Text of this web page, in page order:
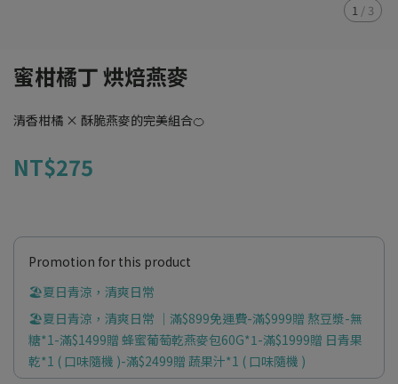
1 / 3
蜜柑橘丁 烘焙燕麥
清香柑橘 × 酥脆燕麥的完美組合🍊
NT$275
Promotion for this product
🏖️夏日青涼，清爽日常
🏖️夏日青涼，清爽日常 ｜滿$899免運費-滿$999贈 熬豆漿-無
糖*1-滿$1499贈 蜂蜜葡萄乾燕麥包60G*1-滿$1999贈 日青果
乾*1 ( 口味隨機 )-滿$2499贈 蔬果汁*1 ( 口味隨機 )